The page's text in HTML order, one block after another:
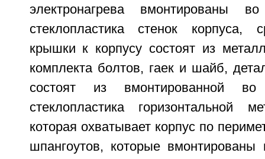
электронагрева вмонтированы
стеклопластика стенок корпуса,
крышки к корпусу состоят из
комплекта болтов, гаек и шайб,
состоят из вмонтированной во
стеклопластика горизонтальной
которая охватывает корпус по
шпангоутов, которые вмонтированы